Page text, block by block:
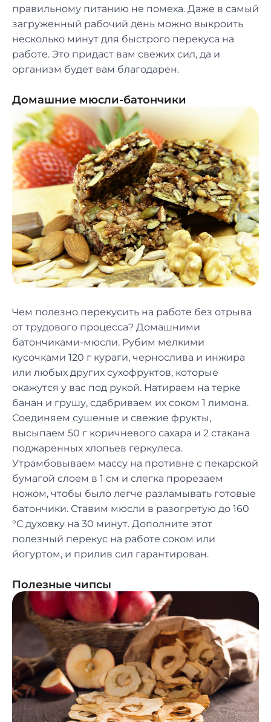
правильному питанию не помеха. Даже в самый
загруженный рабочий день можно выкроить
несколько минут для быстрого перекуса на
работе. Это придаст вам свежих сил, да и
организм будет вам благодарен.
Домашние мюсли-батончики
Чем полезно перекусить на работе без отрыва
от трудового процесса? Домашними
батончиками-мюсли. Рубим мелкими
кусочками 120 г кураги, чернослива и инжира
или любых других сухофруктов, которые
окажутся у вас под рукой. Натираем на терке
банан и грушу, сдабриваем их соком 1 лимона.
Соединяем сушеные и свежие фрукты,
высыпаем 50 г коричневого сахара и 2 стакана
поджаренных хлопьев геркулеса.
Утрамбовываем массу на противне с пекарской
бумагой слоем в 1 см и слегка прорезаем
ножом, чтобы было легче разламывать готовые
батончики. Ставим мюсли в разогретую до 160
°C духовку на 30 минут. Дополните этот
полезный перекус на работе соком или
йогуртом, и прилив сил гарантирован.
Полезные чипсы